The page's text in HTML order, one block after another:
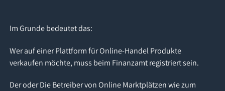
Im Grunde bedeutet das:
Wer auf einer Plattform für Online-Handel Produkte
verkaufen möchte, muss beim Finanzamt registriert sein.
Der oder Die Betreiber von Online Marktplätzen wie zum